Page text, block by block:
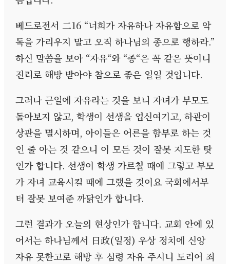
베드로전서 二16 “너희가 자유하나 자유함으로 악
독을 가리우지 말고 오직 하나님의 종으로 행하라.”
하신 말씀을 보아 “자유“와 “종“은 꼭 같은 뜻이니
진리로 해방 받아야 참으로 좋은 일일 것입니다.
그러나 근일에 자유라는 것을 보니 자녀가 부모도
돌아보지 않고, 학생이 선생을 업신여기고, 하관이
상관을 멸시하며, 아이들은 어른을 함부로 하는 것
인 줄 아는 것 같으니 이 모든 것이 잘못 지도한 탓
인가 합니다. 선생이 학생 가르칠 때에 그렇고 부모
가 자녀 교육시킬 때에 그랬을 것이요 국회에서부
터 잘못 보여준 까닭인가 합니다.
그런 결과가 오늘의 현상인가 합니다. 교회 안에 있
어서는 하나님께서 日政(일정) 우상 정치에 신앙
자유 못한고로 해방 후 심령 자유 주시니 도리어 죄